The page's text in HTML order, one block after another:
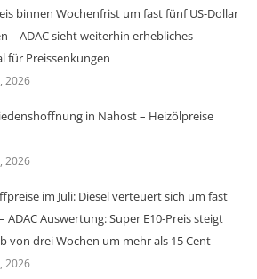
binnen Wochenfrist um fast fünf US-Dollar
– ADAC sieht weiterhin erhebliches
für Preissenkungen
2026
in Nahost – Heizölpreise
2026
im Juli: Diesel verteuert sich um fast
ADAC Auswertung: Super E10-Preis steigt
von drei Wochen um mehr als 15 Cent
2026